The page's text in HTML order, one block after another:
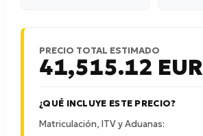
PRECIO TOTAL ESTIMADO
41,515.12 EUR
¿QUÉ INCLUYE ESTE PRECIO?
Matriculación, ITV y Aduanas: